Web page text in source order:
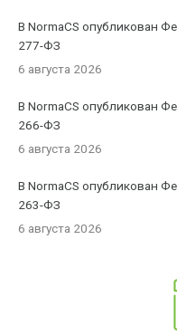
В NormaCS опубликован
277-ФЗ
6 августа 2026
В NormaCS опубликован
266-ФЗ
6 августа 2026
В NormaCS опубликован
263-ФЗ
6 августа 2026